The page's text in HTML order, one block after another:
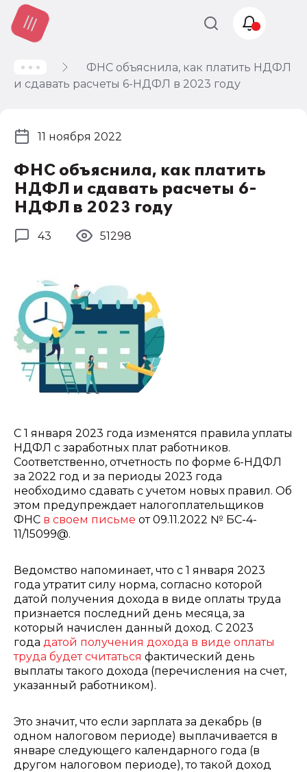
ФНС объяснила, как платить НДФЛ
и сдавать расчеты 6-НДФЛ в 2023 году
ФНС объяснила, как платить
НДФЛ и сдавать расчеты 6-
НДФЛ в 2023 году
11 ноября 2022
43 51298
С 1 января 2023 года изменятся правила уплаты
НДФЛ с заработных плат работников.
Соответственно, отчетность по форме 6-НДФЛ
за 2022 год и за периоды 2023 года
необходимо сдавать с учетом новых правил. Об
этом предупреждает налогоплательщиков
ФНС в своем письме от 09.11.2022 № БС-4-
11/15099@.
Ведомство напоминает, что с 1 января 2023
года утратит силу норма, согласно которой
датой получения дохода в виде оплаты труда
признается последний день месяца, за
который начислен данный доход. С 2023
года датой получения дохода в виде оплаты
труда будет считаться фактический день
выплаты такого дохода (перечисления на счет,
указанный работником).
Это значит, что если зарплата за декабрь (в
одном налоговом периоде) выплачивается в
январе следующего календарного года (в
другом налоговом периоде), то такой доход
Учет и
налогообложение